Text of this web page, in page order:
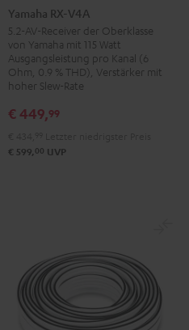
RX-
V4A
Schwarz
Yamaha RX-V4A
5.2-AV-Receiver der Oberklasse
von Yamaha mit 115 Watt
Ausgangsleistung pro Kanal (6
Ohm, 0.9 % THD), Verstärker mit
hoher Slew-Rate
€ 449,99
€ 599, 00 UVP